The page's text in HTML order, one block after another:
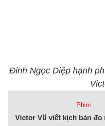
Đinh Ngọc Diệp hạnh
Phim
Victor Vũ viết kịch bản